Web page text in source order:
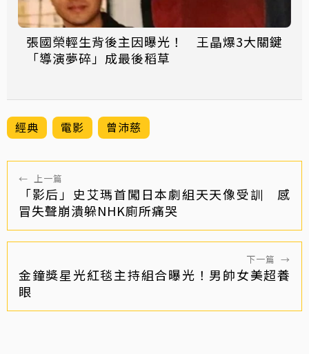
張國榮輕生背後主因曝光！ 王晶爆3大關鍵
「導演夢碎」成最後稻草
經典 電影 曾沛慈
← 上一篇
「影后」史艾瑪首闖日本劇組天天像受訓 感
冒失聲崩潰躲NHK廁所痛哭
下一篇 →
金鐘獎星光紅毯主持組合曝光！男帥女美超養
眼